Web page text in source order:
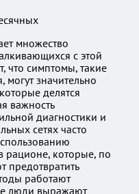
множество
с этой
что симптомы, такие
значительно
делятся
важность
диагностики и
сетях часто
рационе, которые, по
предотвратить
работают
люди выражают